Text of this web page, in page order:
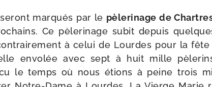
mar­qués par le pèle­ri­nage de
Ce pèle­ri­nage subit depuis
à celui de Lourdes pour la fête
envo­lée avec sept à huit mille
le temps où nous étions à peine trois